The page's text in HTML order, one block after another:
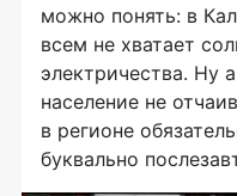
можно понять: в
всем не хватает
электричества. Ну
население не
в регионе
буквально